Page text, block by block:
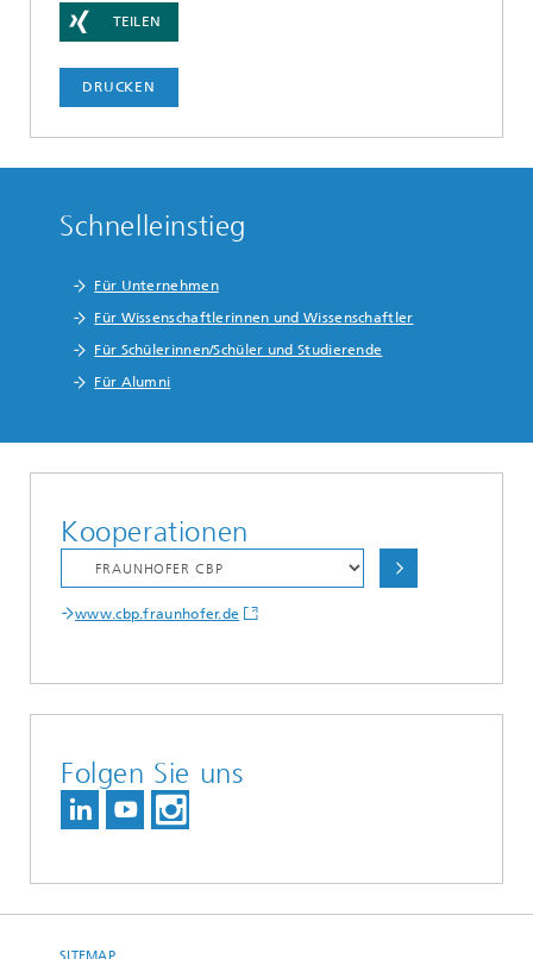
TEILEN
DRUCKEN
Schnelleinstieg
Für Unternehmen
Für Wissenschaftlerinnen und Wissenschaftler
Für Schülerinnen/Schüler und Studierende
Für Alumni
Kooperationen
www.cbp.fraunhofer.de
Folgen Sie uns